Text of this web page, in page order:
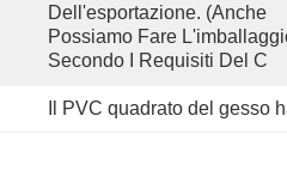
Dell'esportazione. (anche
Possiamo Fare
Secondo I Requisiti Del C
Il PVC quadrato del gesso